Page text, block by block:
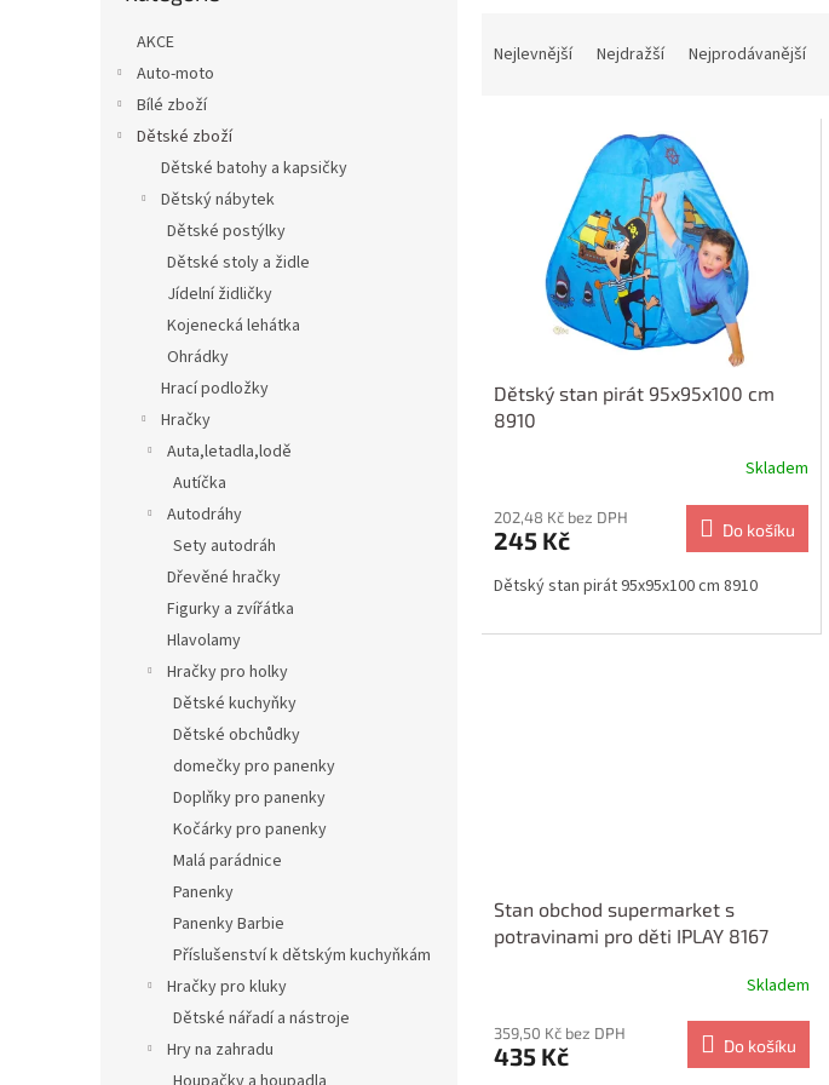
AKCE
Auto-moto
Bílé zboží
Dětské zboží
Dětské batohy a kapsičky
Dětský nábytek
Dětské postýlky
Dětské stoly a židle
Jídelní židličky
Kojenecká lehátka
Ohrádky
Hrací podložky
Hračky
Auta,letadla,lodě
Autíčka
Autodráhy
Sety autodráh
Dřevěné hračky
Figurky a zvířátka
Hlavolamy
Hračky pro holky
Dětské kuchyňky
Dětské obchůdky
domečky pro panenky
Doplňky pro panenky
Kočárky pro panenky
Malá parádnice
Panenky
Panenky Barbie
Příslušenství k dětským kuchyňkám
Hračky pro kluky
Dětské nářadí a nástroje
Hry na zahradu
Nejlevnější Nejdražší Nejprodávanější
Dětský stan pirát 95x95x100 cm
8910
Skladem
202,48 Kč bez DPH
245 Kč Do košíku
Dětský stan pirát 95x95x100 cm 8910
Stan obchod supermarket s
potravinami pro děti IPLAY 8167
Skladem
359,50 Kč bez DPH
435 Kč Do košíku